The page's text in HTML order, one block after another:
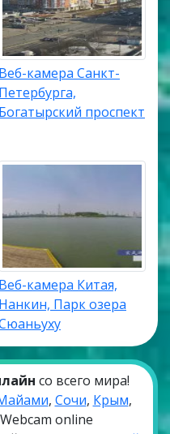
Веб-камера Санкт-
Петербурга,
Богатырский проспект
Веб-камера Китая,
Нанкин, Парк озера
со всего мира!
, Сочи, Крым,
online